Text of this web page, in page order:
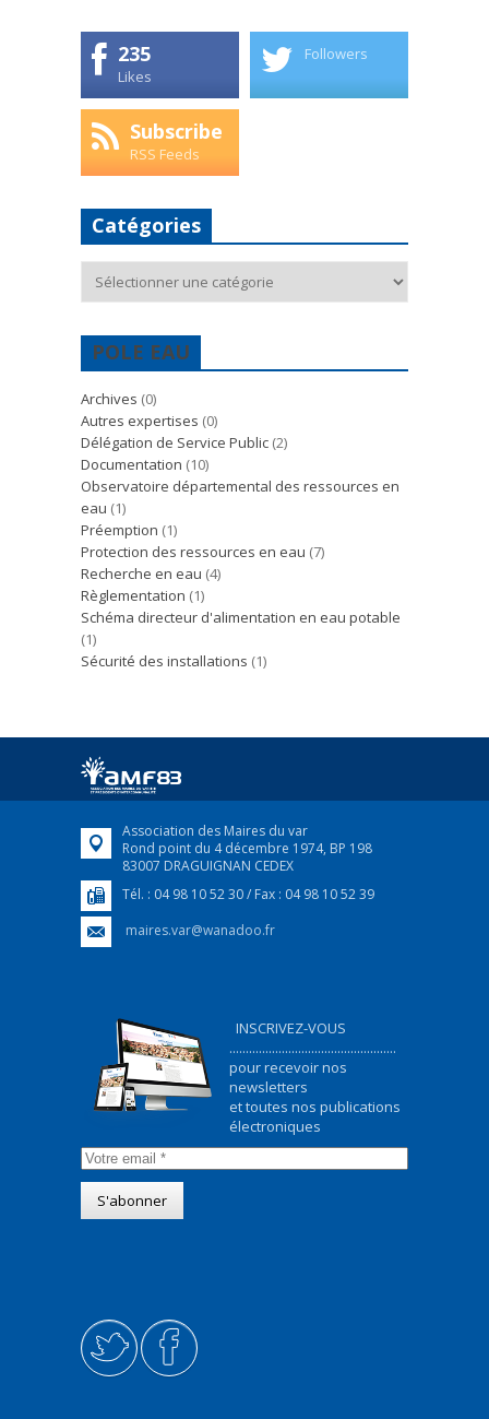
235
Likes
Followers
Subscribe
RSS Feeds
Catégories
POLE EAU
Archives (0)
Autres expertises (0)
Délégation de Service Public (2)
Documentation (10)
Observatoire départemental des ressources en
eau (1)
Préemption (1)
Protection des ressources en eau (7)
Recherche en eau (4)
Règlementation (1)
Schéma directeur d'alimentation en eau potable
(1)
Sécurité des installations (1)
Association des Maires du var
Rond point du 4 décembre 1974, BP 198
83007 DRAGUIGNAN CEDEX
Tél. : 04 98 10 52 30 / Fax : 04 98 10 52 39
maires.var@wanadoo.fr
INSCRIVEZ-VOUS
...................................................
pour recevoir nos
newsletters
et toutes nos publications
électroniques